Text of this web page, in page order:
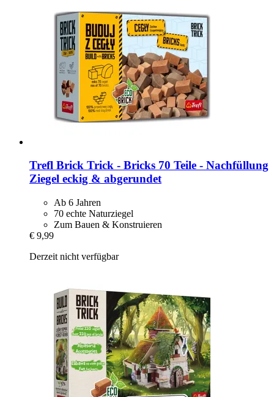
Trefl Brick Trick -​ Bricks 70 Teile -​ Nachfüllung
Ziegel eckig & abgerundet
Ab 6 Jahren
70 echte Naturziegel
Zum Bauen & Konstruieren
€ 9,99
Derzeit nicht verfügbar